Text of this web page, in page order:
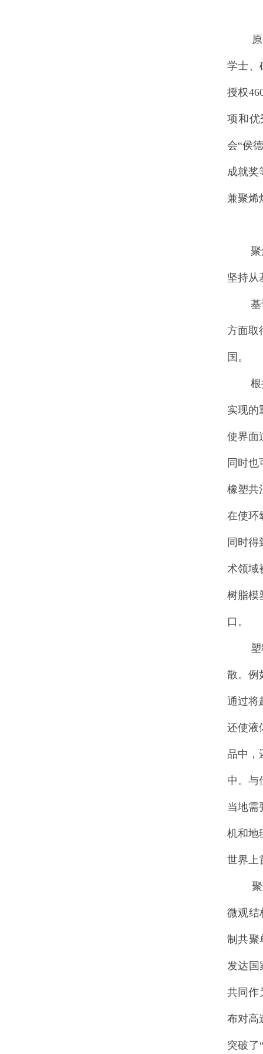
原中
学士、
授权
项和优
会“侯
成就奖
兼聚烯
聚烯
坚持从
基于
方面取
国。
根据
实现的
使界面
同时
橡塑共
在使环
同时
术领域
树脂模
口。
塑料
散。例
通过将
还使液
品中，
中。与
当地需
机和地
世界上
聚烯
微观结
制共聚
发达国
共同作
布对高
突破了